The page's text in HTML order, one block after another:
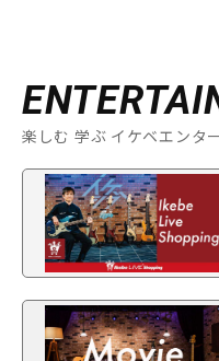
楽しむ 学ぶ イケベエンタ